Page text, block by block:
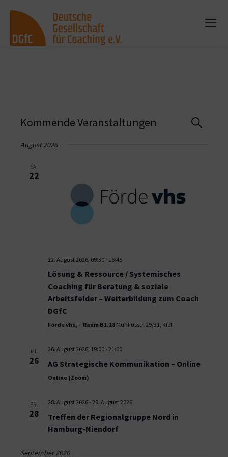
Suche
Kommende Veranstaltungen
August 2026
SA.
22
22. August 2026, 09:30- 16:45
Lösung & Ressource / Systemisches
Coaching für Beratung & soziale
Arbeitsfelder – Weiterbildung zum Coach
DGfC
Förde vhs, – Raum B1.18 Muhliusstr. 29/31, Kiel
MI.
26
26. August 2026, 19:00- 21:00
AG Strategische Kommunikation – Online
Online (Zoom)
FR.
28
28. August 2026- 29. August 2026
Treffen der Regionalgruppe Nord in
Hamburg-Niendorf
September 2026